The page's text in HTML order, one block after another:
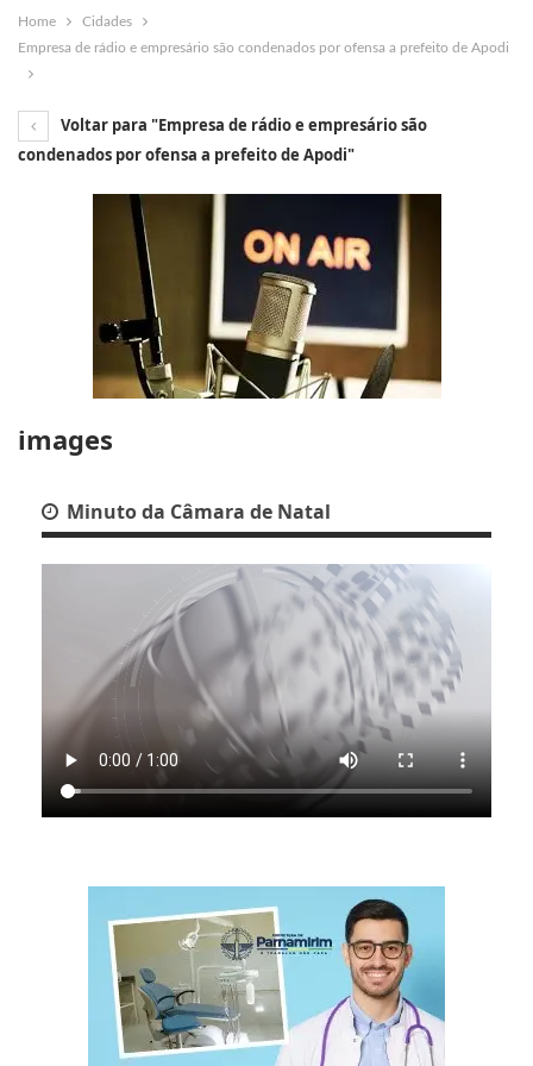
Home
Cidades
Empresa de rádio e empresário são condenados por ofensa a prefeito de Apodi
Voltar para "Empresa de rádio e empresário são
condenados por ofensa a prefeito de Apodi"
images
Minuto da Câmara de Natal